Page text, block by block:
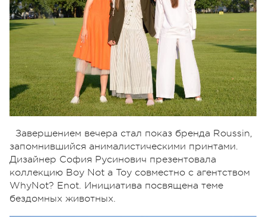
Завершением вечера стал показ бренда Roussin,
запомнившийся анималистическими принтами.
Дизайнер София Русинович презентовала
коллекцию Boy Not a Toy совместно с агентством
WhyNot? Enot. Инициатива посвящена теме
бездомных животных.